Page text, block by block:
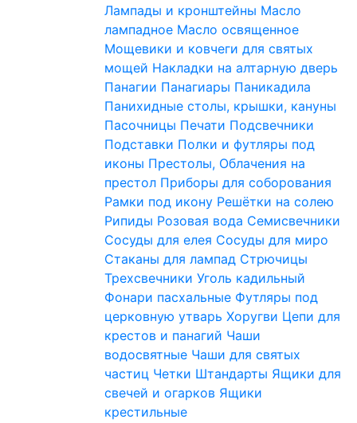
Лампады и кронштейны Масло
лампадное Масло освященное
Мощевики и ковчеги для святых
мощей Накладки на алтарную дверь
Панагии Панагиары Паникадила
Панихидные столы, крышки, кануны
Пасочницы Печати Подсвечники
Подставки Полки и футляры под
иконы Престолы, Облачения на
престол Приборы для соборования
Рамки под икону Решётки на солею
Рипиды Розовая вода Семисвечники
Сосуды для елея Сосуды для миро
Стаканы для лампад Стрючицы
Трехсвечники Уголь кадильный
Фонари пасхальные Футляры под
церковную утварь Хоругви Цепи для
крестов и панагий Чаши
водосвятные Чаши для святых
частиц Четки Штандарты Ящики для
свечей и огарков Ящики
крестильные